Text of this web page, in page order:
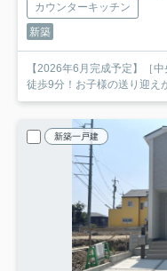
カウンターキッチン
新築
【2026年6月完成予定】［中央小学
徒歩9分！お子様の送り迎
新築一戸建